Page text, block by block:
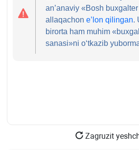
an’anaviy «Bosh
allaqachone’lon qilingan.
birorta ham muhim
sanasi»ni oʻtkazib
Zagruzit